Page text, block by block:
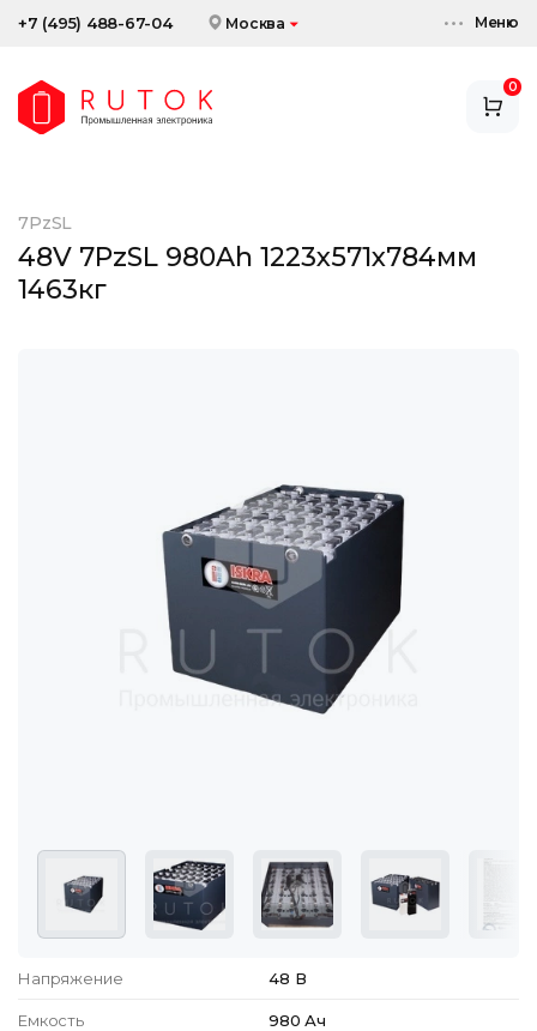
+7 (495) 488-67-04 Москва Меню
0
АККУМУЛЯТОРЫ
СКИДКИ И АКЦИИ
7PzSL
48V 7PzSL 980Ah 1223x571x784мм
1463кг
Напряжение 48 В
Емкость 980 Ач